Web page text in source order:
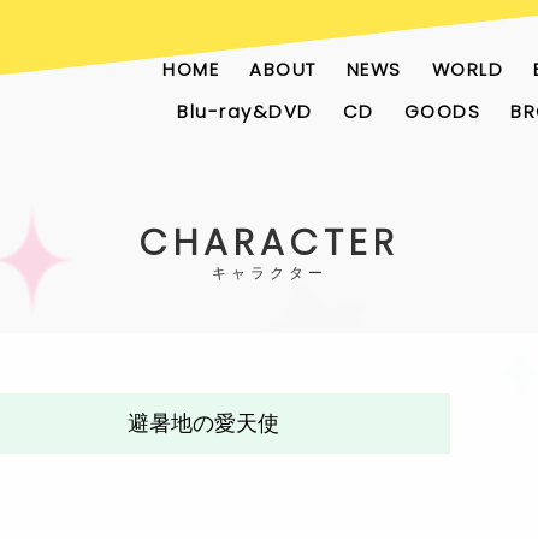
HOME ABOUT NEWS WORLD
Blu-ray&DVD
CD GOODS
CHARACTER
避暑地の愛天使